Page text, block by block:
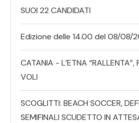
SUOI 22 CANDIDATI
Edizione delle 14.00 del 08/08/
CATANIA - L’ETNA “RALLENTA”,
VOLI
SCOGLITTI: BEACH SOCCER,
SEMIFINALI SCUDETTO IN